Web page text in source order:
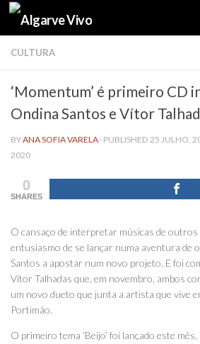
Skip to content
CULTURA
‘Momentum’ é primeiro CD
Ondina Santos e Vítor
BYANA SOFIA VARELA · PUBLISHED 25 JULHO,
2020
0
SHARES
O cansaço de interpretar músicas de
entusiasmo de se lançar numa aventura de
Santos a apostar num novo projeto. E foi
Vítor Talhadas que, em novembro, ambos
um novo dueto que junta a artista que vive
Portimão.
O primeiro tema ‘Beijo’ foi lançado este